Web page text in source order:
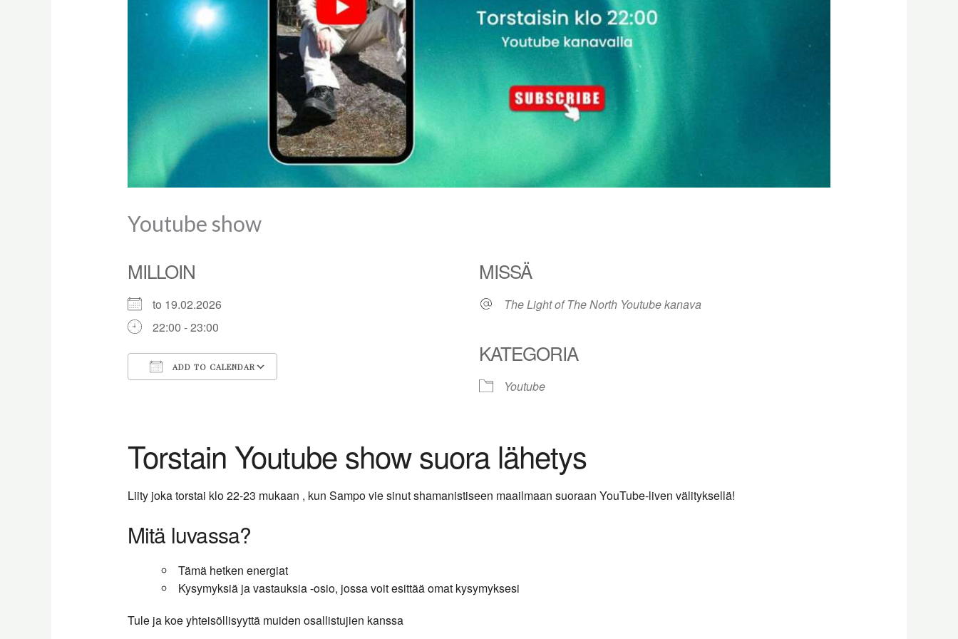
Youtube show
MILLOIN
to 19.02.2026
22:00 - 23:00
ADD TO CALENDAR
iCalendar
MISSÄ
The Light of The North Youtube kanava
KATEGORIA
Youtube
Torstain Youtube show suora lähetys
Liity joka torstai klo 22-23 mukaan , kun Sampo vie sinut shamanistiseen maailmaan suoraan YouTube-liven välityksellä!
Mitä luvassa?
Tämä hetken energiat
Kysymyksiä ja vastauksia -osio, jossa voit esittää omat kysymyksesi
Tule ja koe yhteisöllisyyttä muiden osallistujien kanssa